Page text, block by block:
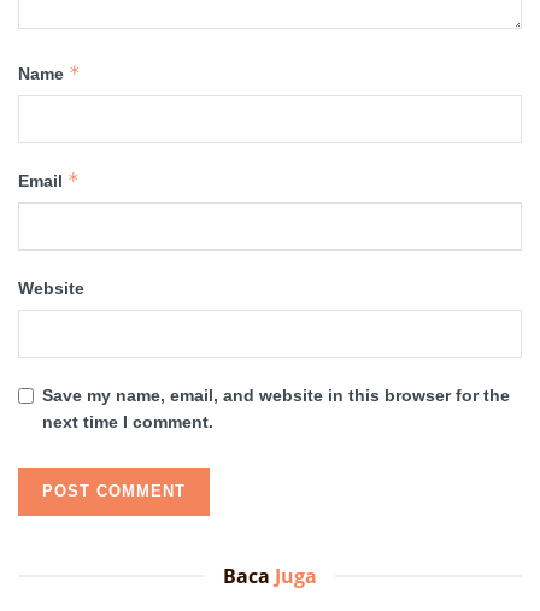
Name *
Email *
Website
Save my name, email, and website in this browser for the
next time I comment.
Baca Juga